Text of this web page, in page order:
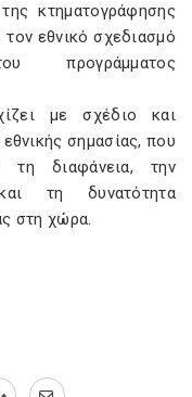
κτηματογράφησης
εθνικό σχεδιασμό
προγράμματος
με σχέδιο και
σημασίας, που
τη διαφάνεια, την
τη δυνατότητα
στη χώρα.